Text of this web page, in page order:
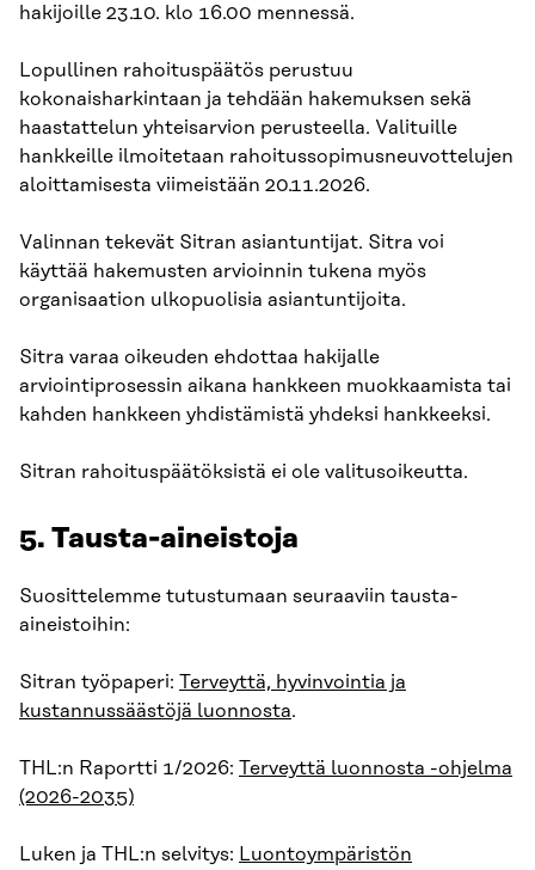
hakijoille 23.10. klo 16.00 mennessä.
Lopullinen rahoituspäätös perustuu
kokonaisharkintaan ja tehdään hakemuksen sekä
haastattelun yhteisarvion perusteella. Valituille
hankkeille ilmoitetaan rahoitussopimusneuvottelujen
aloittamisesta viimeistään 20.11.2026.
Valinnan tekevät Sitran asiantuntijat. Sitra voi
käyttää hakemusten arvioinnin tukena myös
organisaation ulkopuolisia asiantuntijoita.
Sitra varaa oikeuden ehdottaa hakijalle
arviointiprosessin aikana hankkeen muokkaamista tai
kahden hankkeen yhdistämistä yhdeksi hankkeeksi.
Sitran rahoituspäätöksistä ei ole valitusoikeutta.
5. Tausta-aineistoja
Suosittelemme tutustumaan seuraaviin tausta-
aineistoihin:
Sitran työpaperi: Terveyttä, hyvinvointia ja
kustannussäästöjä luonnosta.
THL:n Raportti 1/2026: Terveyttä luonnosta -ohjelma
(2026-2035)
Luken ja THL:n selvitys: Luontoympäristön